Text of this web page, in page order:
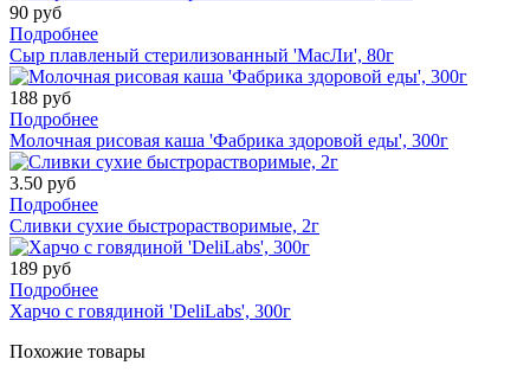
90 руб
Подробнее
Сыр плавленый стерилизованный 'МасЛи', 80г
188 руб
Подробнее
Молочная рисовая каша 'Фабрика здоровой еды', 300г
3.50 руб
Подробнее
Сливки сухие быстрорастворимые, 2г
189 руб
Подробнее
Харчо с говядиной 'DeliLabs', 300г
Похожие товары